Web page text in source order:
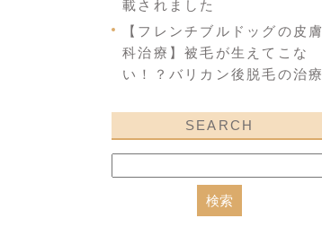
載されました
【フレンチブルドッグの皮膚
科治療】被毛が生えてこな
い！？バリカン後脱毛の治療
SEARCH